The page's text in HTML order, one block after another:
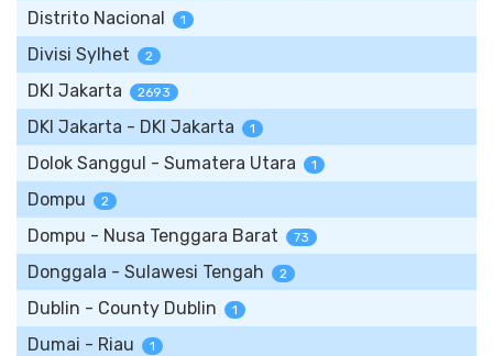
Distrito Nacional 1
Divisi Sylhet 2
DKI Jakarta 2693
DKI Jakarta - DKI Jakarta 1
Dolok Sanggul - Sumatera Utara 1
Dompu 2
Dompu - Nusa Tenggara Barat 73
Donggala - Sulawesi Tengah 2
Dublin - County Dublin 1
Dumai - Riau 1